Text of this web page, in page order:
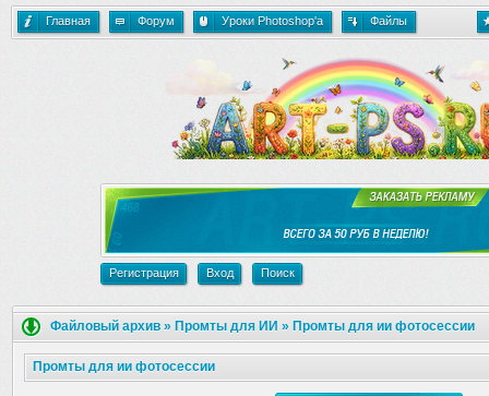
Главная Форум Уроки Photoshop'a Файлы
Регистрация Вход Поиск
Файловый архив » Промты для ИИ » Промты для ии фотосессии
Промты для ии фотосессии